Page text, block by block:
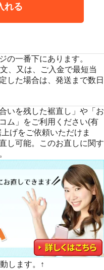
れる
の一番下にあります。
、又は、ご入金で最短当
した場合は、発送まで数日
いを残した裾直し」や「お
ム」をご利用ください(有
げをご依頼いただけま
し可能。このお直しに関す
します。↑